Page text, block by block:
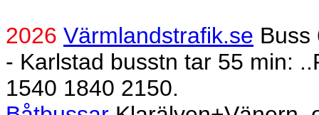
2026 Värmlandstrafik.se
- Karlstad busstn tar 55 min:
1540 1840 2150.